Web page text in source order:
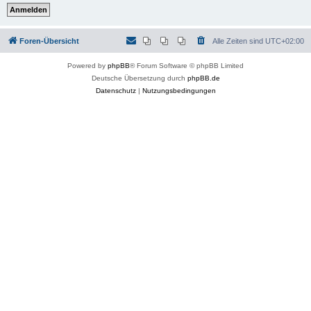
Foren-Übersicht Alle Zeiten sind UTC+02:00
Powered by phpBB® Forum Software © phpBB Limited
Deutsche Übersetzung durch phpBB.de
Datenschutz| Nutzungsbedingungen